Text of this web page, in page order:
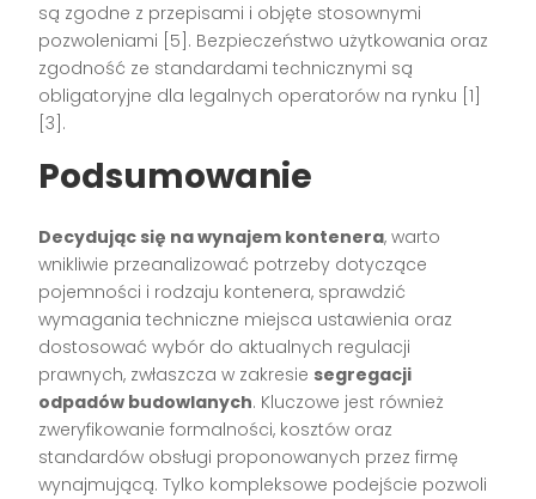
są zgodne z przepisami i objęte stosownymi
pozwoleniami [5]. Bezpieczeństwo użytkowania oraz
zgodność ze standardami technicznymi są
obligatoryjne dla legalnych operatorów na rynku [1]
[3].
Podsumowanie
Decydując się na wynajem kontenera, warto
wnikliwie przeanalizować potrzeby dotyczące
pojemności i rodzaju kontenera, sprawdzić
wymagania techniczne miejsca ustawienia oraz
dostosować wybór do aktualnych regulacji
prawnych, zwłaszcza w zakresie segregacji
odpadów budowlanych. Kluczowe jest również
zweryfikowanie formalności, kosztów oraz
standardów obsługi proponowanych przez firmę
wynajmującą. Tylko kompleksowe podejście pozwoli